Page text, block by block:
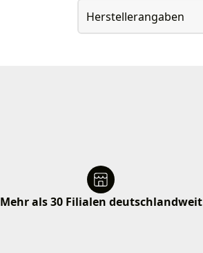
Herstellerangaben
Mehr als 30 Filialen deutschlandweit